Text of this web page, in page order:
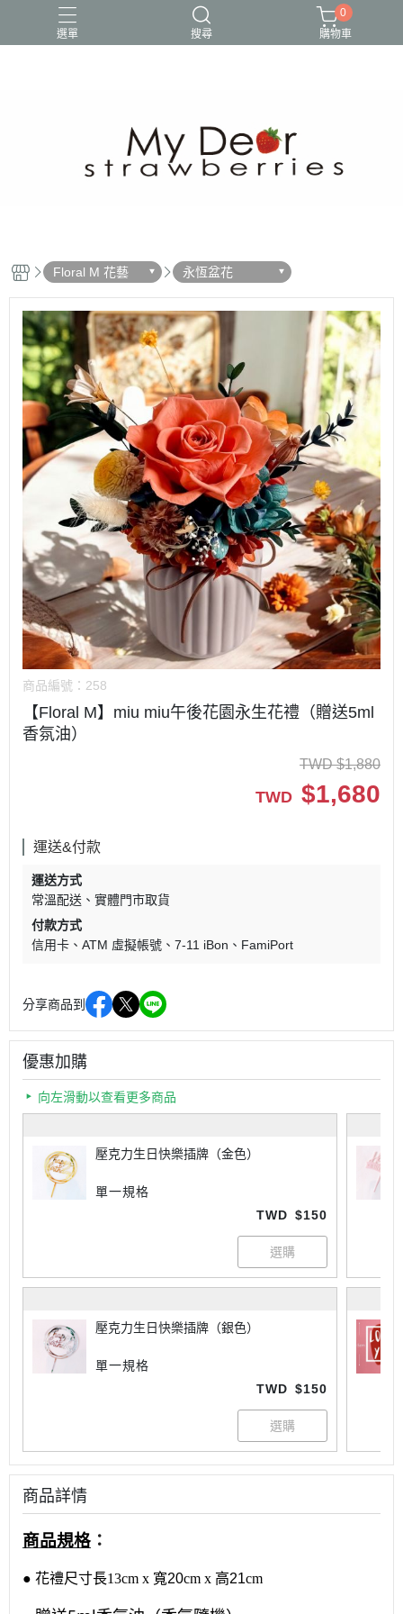
選單 搜尋
0
購物車
Floral M 花藝 永恆盆花
商品編號： 258
【Floral M】miu miu午後花園永生花禮（贈送5ml
香氛油）
TWD $1,880
TWD $1,680
運送&付款
運送方式
常溫配送
實體門市取貨
付款方式
信用卡
ATM 虛擬帳號 7-11 iBon FamiPort
分享商品到
優惠加購
向左滑動以查看更多商品
壓克力生日快樂插牌（金色）
單一規格
TWD $150
壓克力生日快樂插牌（銀色）
單一規格
TWD $150
商品詳情
商品規格 ：
● 花禮尺寸長13cm x 寬20cm x 高21cm